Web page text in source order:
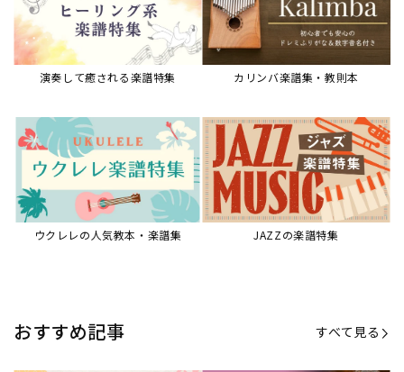
演奏して癒される楽譜特集 カリンバ楽譜集・教則本
ウクレレの人気教本・楽譜集 JAZZの楽譜特集
おすすめ記事 すべて見る